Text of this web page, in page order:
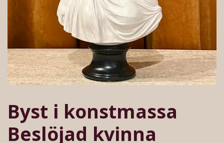
Byst i konstmassa
Beslöjad kvinna